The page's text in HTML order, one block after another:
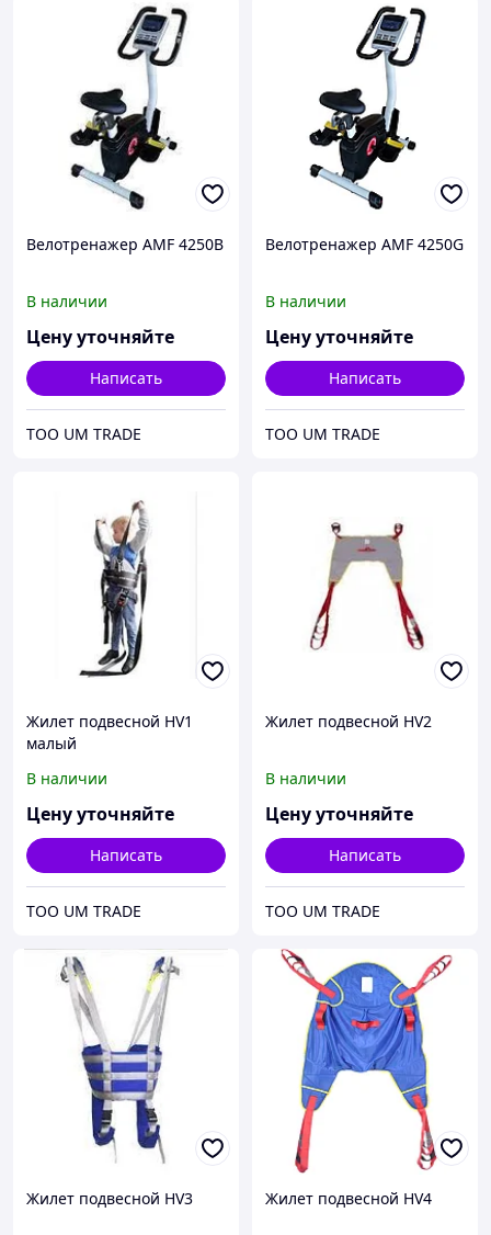
Велотренажер AMF 4250B
В наличии
Цену уточняйте
Написать
ТОО UM TRADE
Велотренажер AMF 4250G
В наличии
Цену уточняйте
Написать
ТОО UM TRADE
Жилет подвесной HV1
малый
В наличии
Цену уточняйте
Написать
ТОО UM TRADE
Жилет подвесной HV2
В наличии
Цену уточняйте
Написать
ТОО UM TRADE
Жилет подвесной HV3 Жилет подвесной HV4